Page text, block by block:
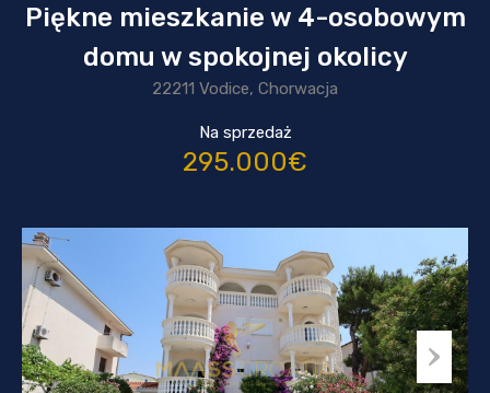
Piękne mieszkanie w 4-osobowym
domu w spokojnej okolicy
22211 Vodice, Chorwacja
Na sprzedaż
295.000€